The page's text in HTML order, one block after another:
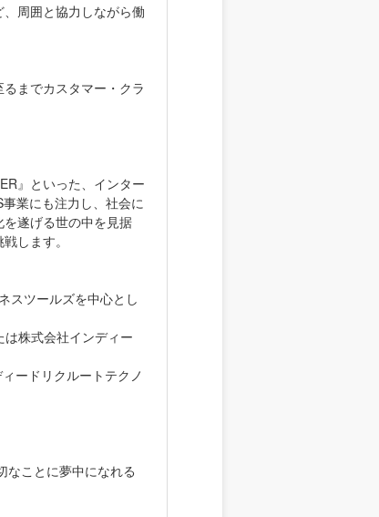
周囲と協力しながら働
までカスタマー・クラ
』といった、インター
業にも注力し、社会に
遂げる世の中を見据
します。
スツールズを中心とし
株式会社インディー
ードリクルートテクノ
なことに夢中になれる